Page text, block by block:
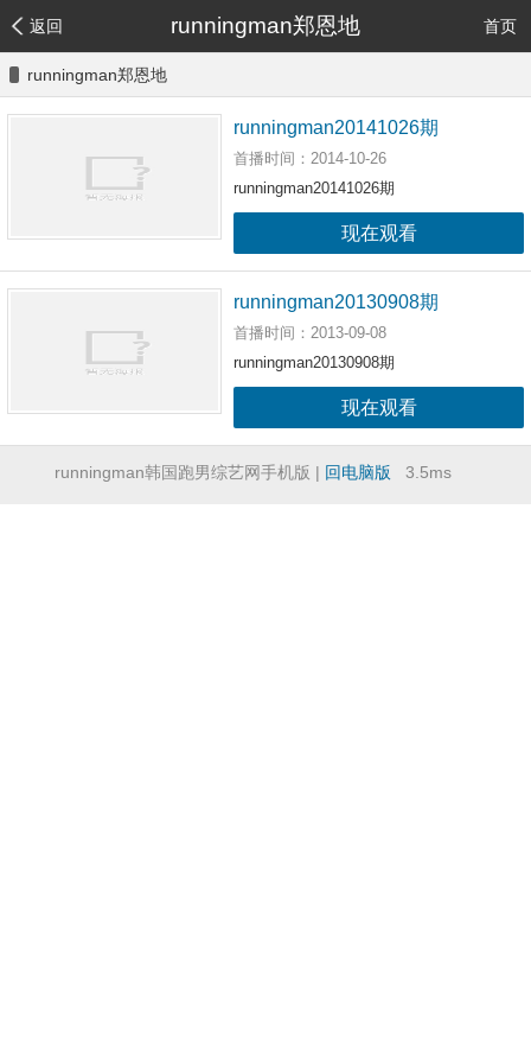
返回 runningman郑恩地 首页
runningman郑恩地
runningman20141026期
首播时间：2014-10-26
runningman20141026期
现在观看
runningman20130908期
首播时间：2013-09-08
runningman20130908期
现在观看
runningman韩国跑男综艺网手机版 | 回电脑版 3.5ms